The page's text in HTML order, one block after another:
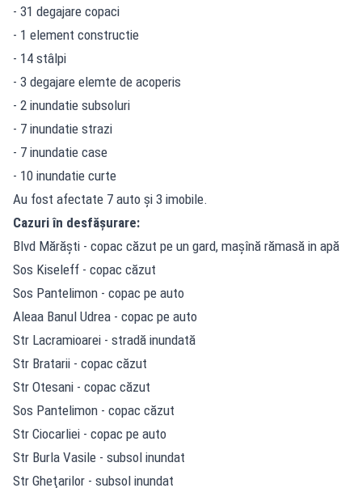
- 31 degajare copaci
- 1 element constructie
- 14 stâlpi
- 3 degajare elemte de acoperis
- 2 inundatie subsoluri
- 7 inundatie strazi
- 7 inundatie case
- 10 inundatie curte
Au fost afectate 7 auto şi 3 imobile.
Cazuri în desfăşurare:
Blvd Mărăşti - copac căzut pe un gard, maşînă rămasă in apă
Sos Kiseleff - copac căzut
Sos Pantelimon - copac pe auto
Aleaa Banul Udrea - copac pe auto
Str Lacramioarei - stradă inundată
Str Bratarii - copac căzut
Str Otesani - copac căzut
Sos Pantelimon - copac căzut
Str Ciocarliei - copac pe auto
Str Burla Vasile - subsol inundat
Str Gheţarilor - subsol inundat